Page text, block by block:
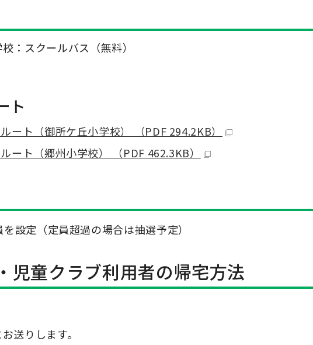
：スクールバス（無料）
ト
ート（御所ケ丘小学校） （PDF 294.2KB）
ート（郷州小学校） （PDF 462.3KB）
設定（定員超過の場合は抽選予定）
児童クラブ利用者の帰宅方法
送りします。